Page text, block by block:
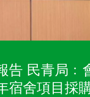
告 民青局﹕
宿舍項目採